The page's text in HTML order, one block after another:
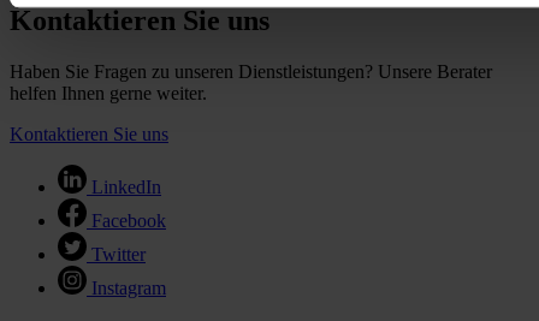
Kontaktieren Sie uns
Haben Sie Fragen zu unseren Dienstleistungen? Unsere Berater
helfen Ihnen gerne weiter.
Kontaktieren Sie uns
LinkedIn
Facebook
Twitter
Instagram